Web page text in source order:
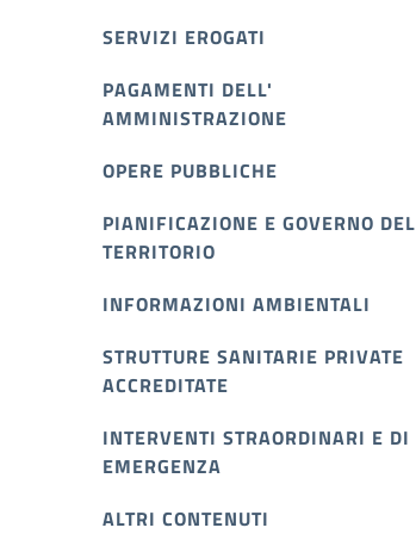
SERVIZI EROGATI
PAGAMENTI DELL'
AMMINISTRAZIONE
OPERE PUBBLICHE
PIANIFICAZIONE E GOVERNO DEL
TERRITORIO
INFORMAZIONI AMBIENTALI
STRUTTURE SANITARIE PRIVATE
ACCREDITATE
INTERVENTI STRAORDINARI E DI
EMERGENZA
ALTRI CONTENUTI